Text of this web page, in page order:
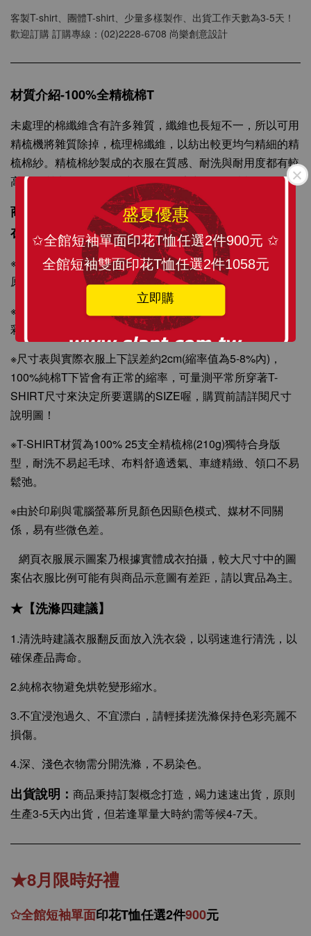
盛夏優惠
✩全館短袖單面印花T恤任選2件900元 ✩
全館短袖雙面印花T恤任選2件1058元
立即購
SLANT 素面中性 短袖T恤 百搭T恤 潮牌品質
100%精梳環紡棉 亞洲版型 經典合身12色可選
NT$ 199
NT$ 299
- +
加入購物車
客製T-shirt、團體T-shirt、少量多樣製作、出貨工作天數為3-5天！
歡迎訂購 訂購專線：(02)2228-6708 尚樂創意設計
材質介紹-100%全精梳棉T
未處理的棉纖維含有許多雜質，纖維也長短不一，所以可用
精梳機將雜質除掉，梳理棉纖維，以紡出較更均勻精細的精
梳棉紗。精梳棉紗製成的衣服在質感、耐洗與耐用度都有較
高的品質水準，經多次洗滌不易起毛球，不易掉棉絮。
商品描述：訂製化圖像精心印刷，將 SLANT TEE穿
在身上更顯個人風格與時尚感。
※T-SHIRT原料從織染剪裁、車縫整燙、印刷製程與包裝材
原料皆為MIT台灣製造，請安心選購！
※印刷採國際無毒認證環保紡織墨水，絕非熱昇華轉印，色
彩飽和度更佳。
※尺寸表與實際衣服上下誤差約2cm(縮率值為5-8%內)，
100%純棉T下皆會有正常的縮率，可量測平常所穿著T-
SHIRT尺寸來決定所要選購的SIZE喔，購買前請詳閱尺寸
說明圖！
※T-SHIRT材質為100% 25支全精梳棉(210g)獨特合身版
型，耐洗不易起毛球、布料舒適透氣、車縫精緻、領口不易
鬆弛。
※由於印刷與電腦螢幕所見顏色因顯色模式、媒材不同關
係，易有些微色差。
網頁衣服展示圖案乃根據實體成衣拍攝，較大尺寸中的圖
案佔衣服比例可能有與商品示意圖有差距，請以實品為主。
★【洗滌四建議】
1.清洗時建議衣服翻反面放入洗衣袋，以弱速進行清洗，以
確保產品壽命。
2.純棉衣物避免烘乾變形縮水。
3.不宜浸泡過久、不宜漂白，請輕揉搓洗滌保持色彩亮麗不
損傷。
4.深、淺色衣物需分開洗滌，不易染色。
出貨說明： 商品秉持訂製概念打造，竭力速速出貨，原則
生產3-5天內出貨，但若逢單量大時約需等候4-7天。
★8月限時好禮
✩全館短袖單面印花T恤任選2件900元